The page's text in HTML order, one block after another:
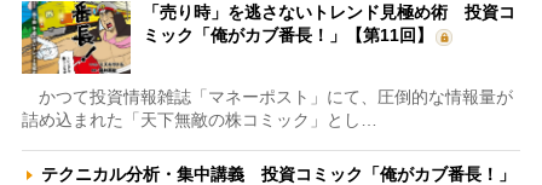
「売り時」を逃さないトレンド見極め術 投資コ
ミック「俺がカブ番長！」【第11回】
かつて投資情報雑誌「マネーポスト」にて、圧倒的な情報量が
詰め込まれた「天下無敵の株コミック」とし…
テクニカル分析・集中講義 投資コミック「俺がカブ番長！」